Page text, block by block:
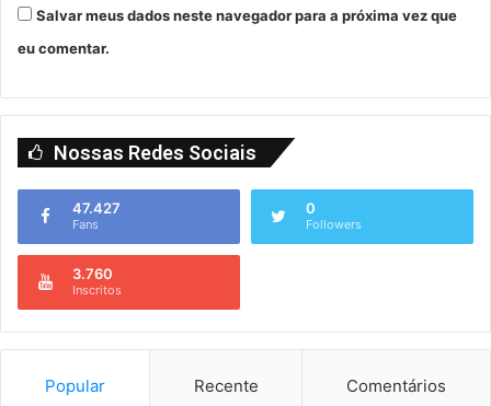
Salvar meus dados neste navegador para a próxima vez que
eu comentar.
Nossas Redes Sociais
47.427
Fans
0
Followers
3.760
Inscritos
Popular Recente Comentários